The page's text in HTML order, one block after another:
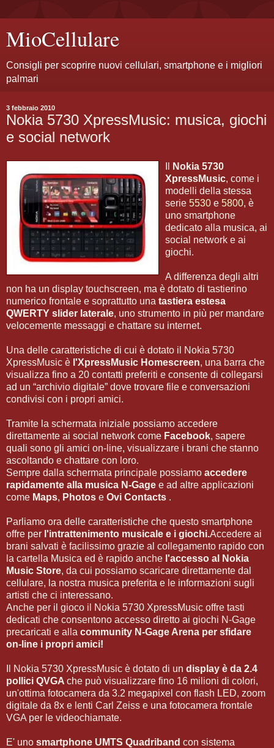
MioCellulare
Consigli per scoprire nuovi cellulari, smartphone e i migliori
palmari
3 febbraio 2010
Nokia 5730 XpressMusic: musica, giochi
e social network
Nokia 5730
XpressMusic, come i
modelli della stessa
serie 5530 e 5800, è
uno smartphone
dedicato alla musica, ai
social network e ai
giochi.
A differenza degli altri
non ha un display touchscreen, ma è dotato di tastierino
numerico frontale e soprattutto una tastiera estesa
QWERTY slider laterale, uno strumento in più per mandare
velocemente messaggi e chattare su internet.
Una delle caratteristiche di cui è dotato il Nokia 5730
XpressMusic è l'XpressMusic Homescreen, una barra che
visualizza fino a 20 contatti preferiti e consente di collegarsi
ad un “archivio digitale” dove trovare file e conversazioni
condivisi con i propri amici.
Tramite la schermata iniziale possiamo accedere
direttamente ai social network come Facebook, sapere
quali sono gli amici on-line, visualizzare i brani che stanno
ascoltando e chattare con loro.
Sempre dalla schermata principale possiamo accedere
rapidamente alla musica N-Gage e ad altre applicazioni
come Maps, Photos e Ovi Contacts .
Parliamo ora delle caratteristiche che questo smartphone
offre per l'intrattenimento musicale e i giochi.Accedere ai
brani salvati è facilissimo grazie al collegamento rapido con
la cartella Musica ed è rapido anche l'accesso al Nokia
Music Store, da cui possiamo scaricare direttamente dal
cellulare, la nostra musica preferita e le informazioni sugli
artisti che ci interessano.
Anche per il gioco il Nokia 5730 XpressMusic offre tasti
dedicati che consentono accesso diretto ai giochi N-Gage
precaricati e alla community N-Gage Arena per sfidare
on-line i propri amici!
Il Nokia 5730 XpressMusic è dotato di un display è da 2.4
pollici QVGA che può visualizzare fino 16 milioni di colori,
un'ottima fotocamera da 3.2 megapixel con flash LED, zoom
digitale da 8x e lenti Carl Zeiss e una fotocamera frontale
VGA per le videochiamate.
E' uno smartphone UMTS Quadriband con sistema